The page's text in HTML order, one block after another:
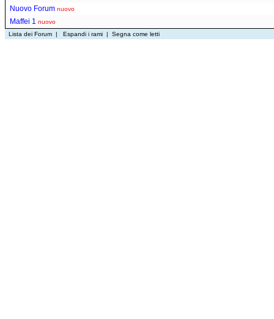
Nuovo Forum nuovo
Maffei 1 nuovo
Lista dei Forum | Espandi i rami | Segna come letti